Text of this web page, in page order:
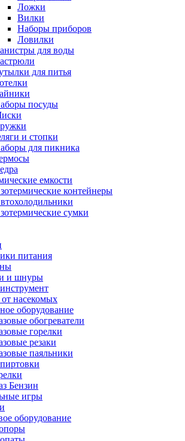
Ложки
Вилки
Наборы приборов
Ловилки
для воды
для питья
посуды
и стопки
для пикника
емкости
контейнеры
сумки
питания
и шнуры
насекомых
оборудование
обогреватели
горелки
резаки
паяльники
Бензин
игры
оборудование